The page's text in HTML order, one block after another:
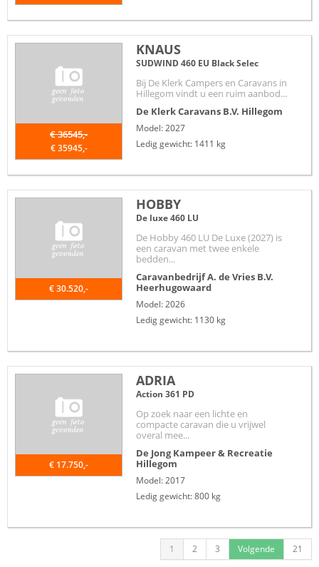
€ 36545,-
€ 35945,-
KNAUS
SUDWIND 460 EU Black Selec
Bij De Klerk Campers en Caravans in
Hillegom vindt u een ruim aanbod...
De Klerk Caravans B.V. Hillegom
Model: 2027
Ledig gewicht: 1411 kg
€ 30.520,-
HOBBY
De luxe 460 LU
De Hobby 460 LU De Luxe (2027) is
een caravan met twee enkele
bedden...
Caravanbedrijf A. de Vries B.V.
Heerhugowaard
Model: 2026
Ledig gewicht: 1130 kg
€ 17.750,-
ADRIA
Action 361 PD
Op zoek naar een lichte en
compacte caravan die u vrijwel
overal mee...
De Jong Kampeer & Recreatie
Hillegom
Model: 2017
Ledig gewicht: 800 kg
1 2 3 Volgende 21